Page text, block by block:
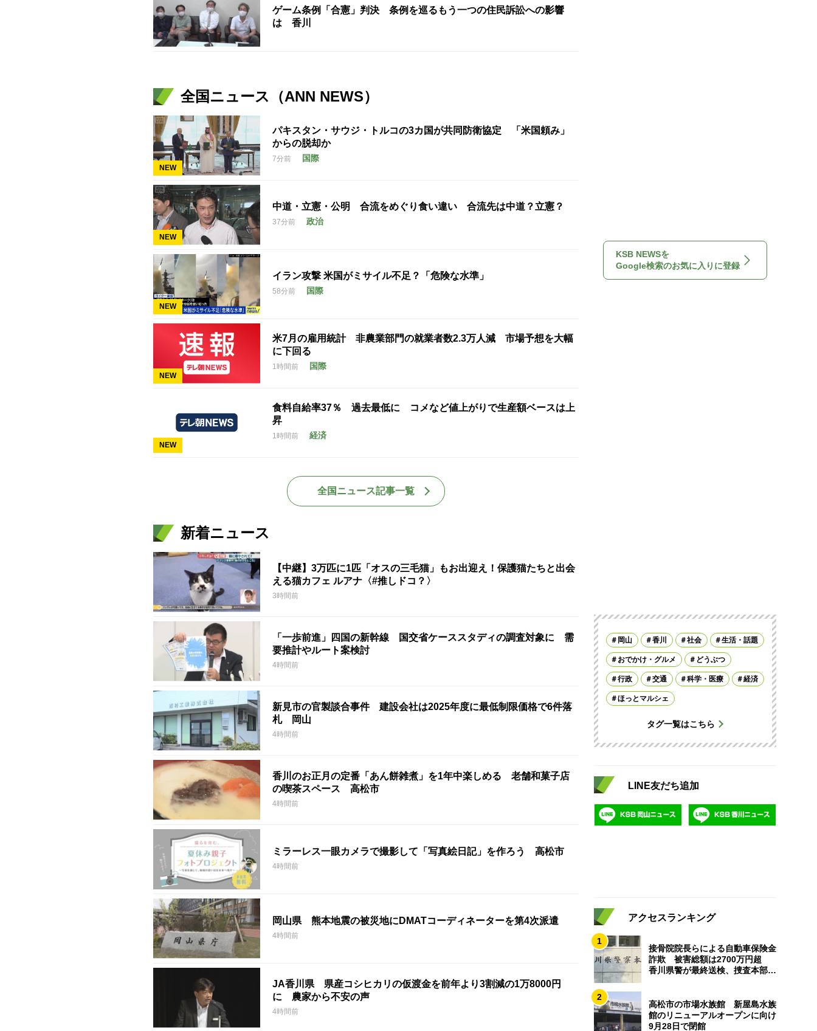
ゲーム条例「合憲」判決 条例を巡るもう一つの住民訴訟への影響
は 香川
全国ニュース（ANN NEWS）
NEW
パキスタン・サウジ・トルコの3カ国が共同防衛協定 「米国頼み」
からの脱却か
7分前 国際
NEW
中道・立憲・公明 合流をめぐり食い違い 合流先は中道？立憲？
37分前 政治
NEW
イラン攻撃 米国がミサイル不足？「危険な水準」
58分前 国際
NEW
米7月の雇用統計 非農業部門の就業者数2.3万人減 市場予想を大幅
に下回る
1時間前 国際
NEW
食料自給率37％ 過去最低に コメなど値上がりで生産額ベースは上
昇
1時間前 経済
全国ニュース記事一覧
新着ニュース
【中継】3万匹に1匹「オスの三毛猫」もお出迎え！保護猫たちと出会
える猫カフェ ルアナ〈#推しドコ？〉
3時間前
「一歩前進」四国の新幹線 国交省ケーススタディの調査対象に 需
要推計やルート案検討
4時間前
新見市の官製談合事件 建設会社は2025年度に最低制限価格で6件落
札 岡山
4時間前
香川のお正月の定番「あん餅雑煮」を1年中楽しめる 老舗和菓子店
の喫茶スペース 高松市
4時間前
ミラーレス一眼カメラで撮影して「写真絵日記」を作ろう 高松市
4時間前
岡山県 熊本地震の被災地にDMATコーディネーターを第4次派遣
4時間前
JA香川県 県産コシヒカリの仮渡金を前年より3割減の1万8000円
に 農家から不安の声
4時間前
KSB NEWSを
Google検索のお気に入りに登録
岡山 香川 社会 生活・話題
おでかけ・グルメ どうぶつ
行政 交通 科学・医療 経済
ほっとマルシェ
タグ一覧はこちら
LINE友だち追加
アクセスランキング
1
接骨院院長らによる自動車保険金
詐欺 被害総額は2700万円超
香川県警が最終送検、捜査本部解
2
高松市の市場水族館 新屋島水族
館のリニューアルオープンに向け
9月28日で閉館